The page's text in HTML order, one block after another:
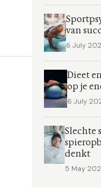
van
6 July
Dieet
op je
6 July
Slechte
denkt
5 May